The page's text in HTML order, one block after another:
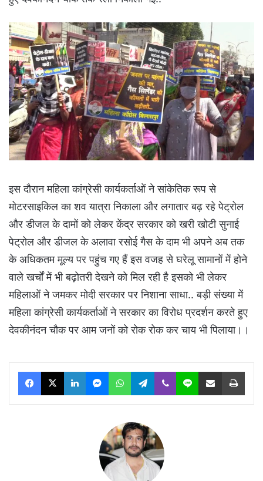
इस दौरान महिला कांग्रेसी कार्यकर्ताओं ने सांकेतिक रूप से
मोटरसाइकिल का शव यात्रा निकाला और लगातार बढ़ रहे पेट्रोल
और डीजल के दामों को लेकर केंद्र सरकार को खरी खोटी सुनाई
पेट्रोल और डीजल के अलावा रसोई गैस के दाम भी अपने अब तक
के अधिकतम मूल्य पर पहुंच गए हैं इस वजह से घरेलू सामानों में होने
वाले खर्चों में भी बढ़ोतरी देखने को मिल रही है इसको भी लेकर
महिलाओं ने जमकर मोदी सरकार पर निशाना साधा.. बड़ी संख्या में
महिला कांग्रेसी कार्यकर्ताओं ने सरकार का विरोध प्रदर्शन करते हुए
देवकीनंदन चौक पर आम जनों को रोक रोक कर चाय भी पिलाया।।
Facebook
X LinkedInMessengerWhatsAppTelegram
Viber Line Share via Email Print